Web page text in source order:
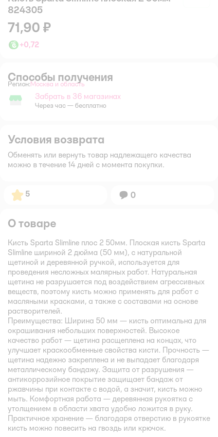
824305
71,90 ₽
+0,72
Способы получения
Регион: Выбор адреса доставки.
Москва и область
Забрать в магазине
Забрать в 36 магазинах
Через час — бесплатно
Условия возврата
Обменять или вернуть товар надлежащего качества
можно в течение 14 дней с момента покупки.
Рейтинг:
5 Вопросов:
0
О товаре
Кисть Sparta Slimline плос 2 50мм. Плоская кисть Sparta
Slimline шириной 2 дюйма (50 мм), с натуральной
щетиной и деревянной ручкой, используется для
проведения несложных малярных работ. Натуральная
щетина не разрушается под воздействием агрессивных
веществ, поэтому кисть можно применять для работ с
масляными красками, а также с составами на основе
растворителей.
Преимущества: Ширина 50 мм — кисть оптимальна для
окрашивания небольших поверхностей. Высокое
качество работ — щетина расщеплена на концах, что
улучшает краскообменные свойства кисти. Прочность —
щетина надежно закреплена и не выпадает благодаря
металлическому бандажу. Защита от разрушения —
антикоррозийное покрытие защищает бандаж от
ржавчины при контакте с водой, а значит, кисть можно
мыть. Комфортная работа — деревянная рукоятка с
утолщением в области хвата удобно ложится в руку.
Практичное хранение — благодаря отверстию в рукоятке
кисть можно повесить на гвоздь или крючок.